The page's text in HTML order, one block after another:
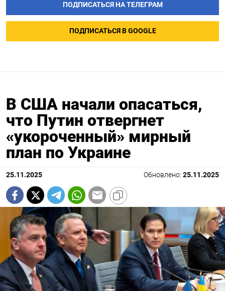
ПОДПИСАТЬСЯ НА ТЕЛЕГРАМ
ПОДПИСАТЬСЯ В GOOGLE
В США начали опасаться,
что Путин отвергнет
«укороченный» мирный
план по Украине
25.11.2025 Обновлено: 25.11.2025